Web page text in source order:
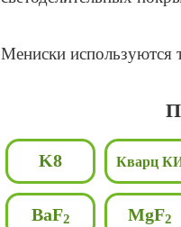
Мениски используются
K8 Кварц
BaF2 MgF2